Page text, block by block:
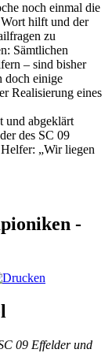
noch einmal die
hilft und der
zu
Sämtlichen
– sind bisher
doch einige
Realisierung eines
und abgeklärt
des SC 09
„Wir liegen
-
09 Effelder und